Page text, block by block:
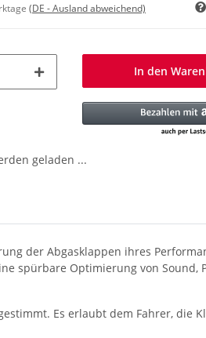
(DE - Ausland abweichend)
In den
geladen ...
der Abgasklappen ihres
spürbare Optimierung von Sound,
Es erlaubt dem Fahrer, die